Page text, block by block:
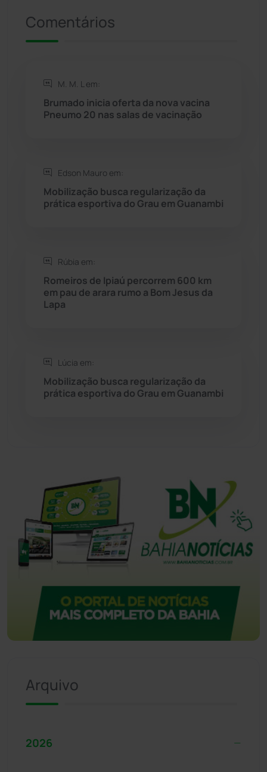
Rio do Antônio
Seabra (50)
Sítio do Mato
Sudoeste Baiano (1530)
Tanque Novo
Tecnologia (12)
Comentários
M. M. L em:
Brumado inicia oferta da nova vacina
Pneumo 20 nas salas de vacinação
Edson Mauro em:
Mobilização busca regularização da
prática esportiva do Grau em Guanambi
Rúbia em:
Romeiros de Ipiaú percorrem 600 km
em pau de arara rumo a Bom Jesus da
Lapa
Lúcia em:
Mobilização busca regularização da
prática esportiva do Grau em Guanambi
Arquivo
2026